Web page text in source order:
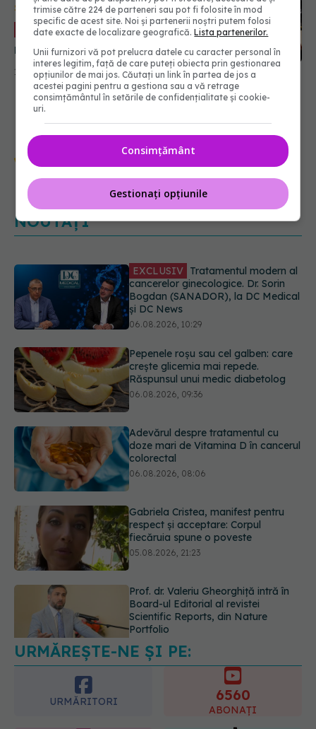
STOMATOLOGIE
EXCLUSIV Ce trebuie să
mâncăm în funcție de
forma dinților și De Ce ne
cad dinții de la o vârstă.
Doru Negru: Și noi ce
facem? Ne punem dinți de
17.12.2022, 11:12
Urmărește-ne și pe Google News -
NOUTĂȚI
Pepenele roșu sau cel galben: care
crește glicemia mai repede.
Răspunsul unui medic diabetolog
06.08.2026, 09:36
Adevărul despre tratamentul cu
doze mari de Vitamina D în cancerul
colorectal
06.08.2026, 08:06
Gabriela Cristea, manifest pentru
respect și acceptare: Corpul
fiecăruia spune o poveste
05.08.2026, 21:23
Prof. dr. Valeriu Gheorghiță intră în
Board-ul Editorial al revistei
Scientific Reports, din Nature
Portfolio
EXCLUSIV Tratamentul modern al
cancerelor ginecologice. Dr. Sorin
Bogdan (SANADOR), la DC Medical
și DC News
06.08.2026, 10:29
URMĂREȘTE-NE ȘI PE:
URMĂRITORI 6560
ABONAȚI
trimise către 224 de parteneri sau pot fi folosite în mod
specific de acest site. Noi și partenerii noștri putem folosi
date exacte de localizare geografică.Lista partenerilor.
Unii furnizori vă pot prelucra datele cu caracter personal în
interes legitim, față de care puteți obiecta prin gestionarea
opțiunilor de mai jos. Căutați un link în partea de jos a
acestei pagini pentru a gestiona sau a vă retrage
consimțământul în setările de confidențialitate și cookie-
uri.
Consimțământ
Gestionați opțiunile